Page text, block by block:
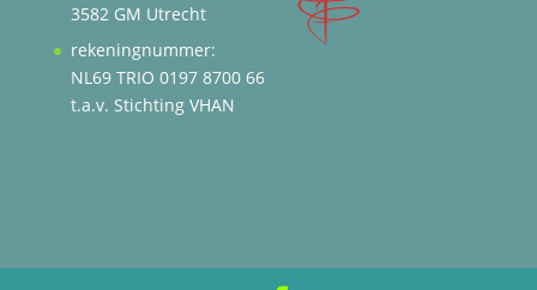
3582 GM Utrecht
rekeningnummer:
NL69 TRIO 0197 8700 66
t.a.v. Stichting VHAN